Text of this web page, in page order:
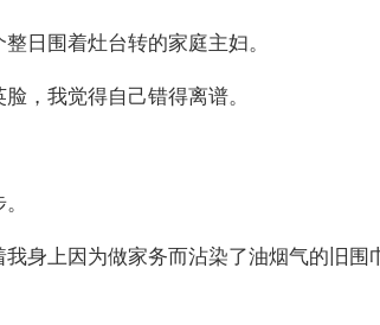
日围着灶台转的家庭主妇。
，我觉得自己错得离谱。
身上因为做家务而沾染了油烟气的旧围